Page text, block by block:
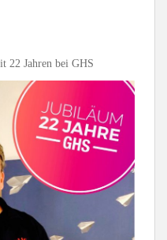
22 Jahren bei GHS